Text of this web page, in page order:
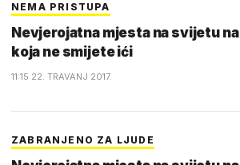
NEMA PRISTUPA
Nevjerojatna mjesta na svijetu na
koja ne smijete ići
11:15 22. TRAVANJ 2017.
ZABRANJENO ZA LJUDE